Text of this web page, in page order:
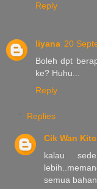
Reply
liyana 20
Boleh dpt
ke? Huhu...
Reply
Replies
Cik Wan
kalau
semua